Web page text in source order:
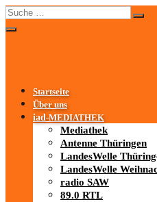
Startseite
Über uns
iad-MEDIATHEK
Mediathek
Antenne Thüringen
LandesWelle
LandesWelle
radio SAW
89.0 RTL